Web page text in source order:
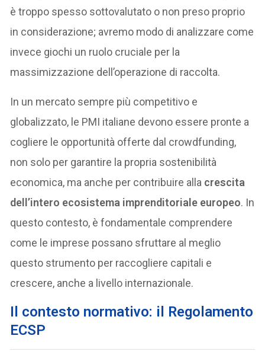
è troppo spesso sottovalutato o non preso proprio
in considerazione; avremo modo di analizzare come
invece giochi un ruolo cruciale per la
massimizzazione dell’operazione di raccolta.
In un mercato sempre più competitivo e
globalizzato, le PMI italiane devono essere pronte a
cogliere le opportunità offerte dal crowdfunding,
non solo per garantire la propria sostenibilità
economica, ma anche per contribuire alla crescita
dell’intero ecosistema imprenditoriale europeo. In
questo contesto, è fondamentale comprendere
come le imprese possano sfruttare al meglio
questo strumento per raccogliere capitali e
crescere, anche a livello internazionale.
Il contesto normativo: il Regolamento
ECSP